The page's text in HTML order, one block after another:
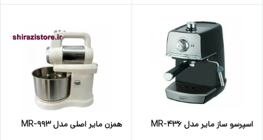
اسپرسو ساز مایر مدل MR-436 همزن مایر اصلی مدل MR-993